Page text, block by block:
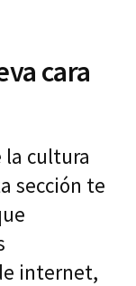
cara
la cultura
sección te
internet,